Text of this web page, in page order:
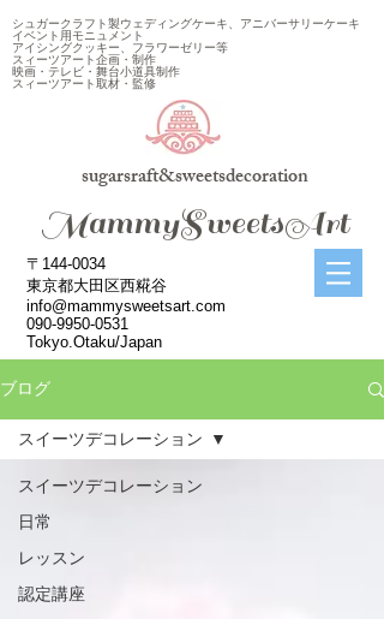
シュガークラフト製ウェディングケーキ、アニバーサリーケーキ
イベント用モニュメント
アイシングクッキー、フラワーゼリー等
スィーツアート企画・制作
映画・テレビ・舞台小道具制作
スィーツアート取材・監修
sugarsraft&sweetsdecoration
​MammySweetsArt
〒144-0034
東京都大田区西糀谷
info@mammysweetsart.com
090-9950-0531
Tokyo.Otaku/Japan
ブログ
スイーツデコレーション
日常
レッスン
認定講座
スイーツデコレーション